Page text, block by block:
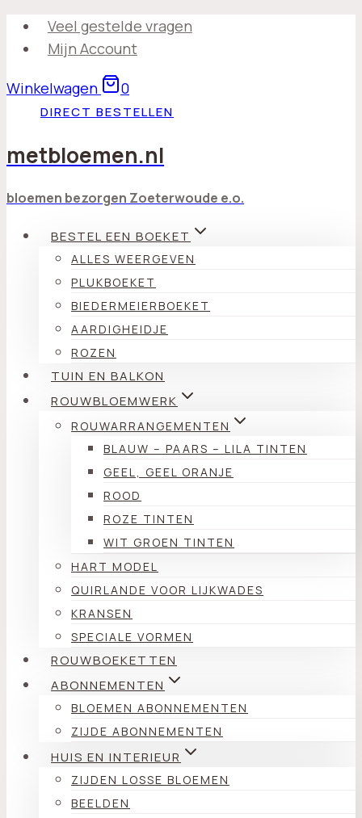
Doorgaan
naar
Veel gestelde vragen
Mijn Account
Winkelwagen 0
DIRECT BESTELLEN
metbloemen.nl
bloemen bezorgen Zoeterwoude e.o.
BESTEL EEN BOEKET
ALLES WEERGEVEN
PLUKBOEKET
BIEDERMEIERBOEKET
AARDIGHEIDJE
ROZEN
TUIN EN BALKON
ROUWBLOEMWERK
ROUWARRANGEMENTEN
BLAUW – PAARS – LILA TINTEN
GEEL, GEEL ORANJE
ROOD
ROZE TINTEN
WIT GROEN TINTEN
HART MODEL
QUIRLANDE VOOR LIJKWADES
KRANSEN
SPECIALE VORMEN
ROUWBOEKETTEN
ABONNEMENTEN
BLOEMEN ABONNEMENTEN
ZIJDE ABONNEMENTEN
HUIS EN INTERIEUR
ZIJDEN LOSSE BLOEMEN
BEELDEN